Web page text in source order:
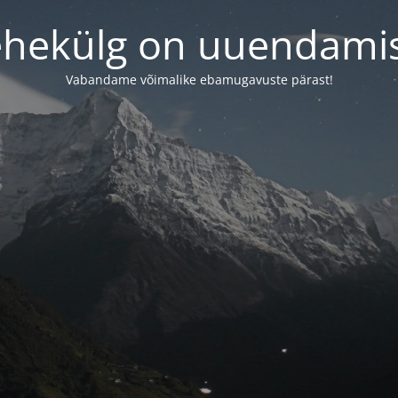
on
Vabandame võimalike ebamugavuste pärast!